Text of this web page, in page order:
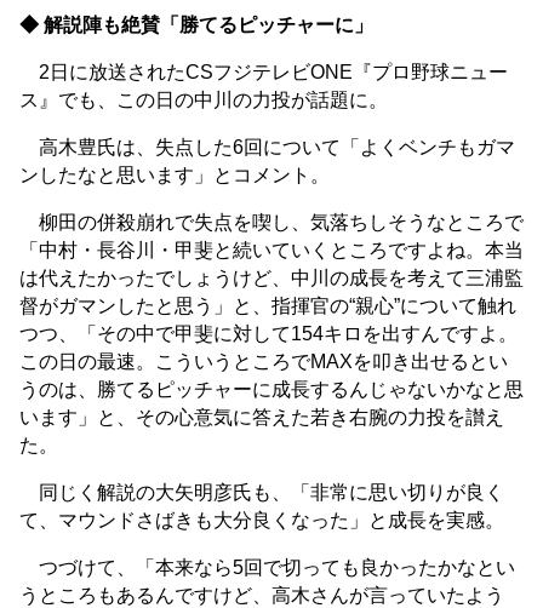
◆ 解説陣も絶賛「勝てるピッチャーに」
2日に放送されたCSフジテレビONE『プロ野球ニュー
ス』でも、この日の中川の力投が話題に。
高木豊氏は、失点した6回について「よくベンチもガマ
ンしたなと思います」とコメント。
柳田の併殺崩れで失点を喫し、気落ちしそうなところで
「中村・長谷川・甲斐と続いていくところですよね。本当
は代えたかったでしょうけど、中川の成長を考えて三浦監
督がガマンしたと思う」と、指揮官の“親心”について触れ
つつ、「その中で甲斐に対して154キロを出すんですよ。
この日の最速。こういうところでMAXを叩き出せるとい
うのは、勝てるピッチャーに成長するんじゃないかなと思
います」と、その心意気に答えた若き右腕の力投を讃え
た。
同じく解説の大矢明彦氏も、「非常に思い切りが良く
て、マウンドさばきも大分良くなった」と成長を実感。
つづけて、「本来なら5回で切っても良かったかなとい
うところもあるんですけど、高木さんが言っていたよう